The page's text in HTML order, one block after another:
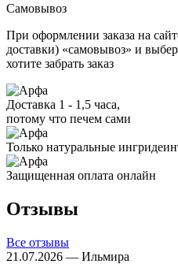
Самовывоз
При оформлении заказа на
доставки) «самовывоз» и
хотите забрать заказ
Доставка 1 - 1,5 часа,
потому что печем сами
Только натуральные
Защищенная оплата онлайн
Отзывы
Все отзывы
21.07.2026 — Ильмира